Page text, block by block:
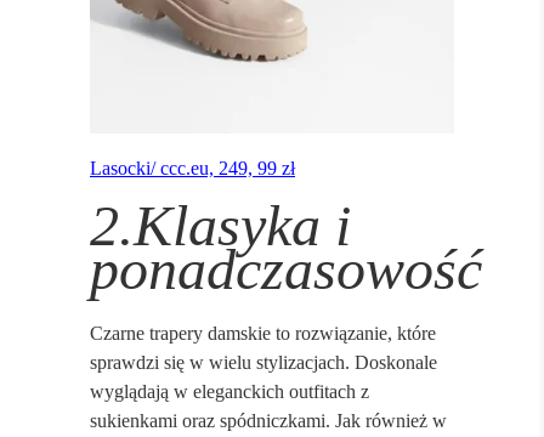
Lasocki/ ccc.eu, 249, 99 zł
2.Klasyka i
ponadczasowość
Czarne trapery damskie to rozwiązanie, które
sprawdzi się w wielu stylizacjach. Doskonale
wyglądają w eleganckich outfitach z
sukienkami oraz spódniczkami. Jak również w